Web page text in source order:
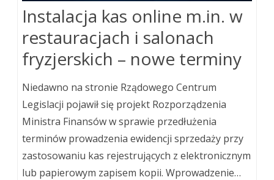
Instalacja kas online m.in. w
restauracjach i salonach
fryzjerskich – nowe terminy
Niedawno na stronie Rządowego Centrum
Legislacji pojawił się projekt Rozporządzenia
Ministra Finansów w sprawie przedłużenia
terminów prowadzenia ewidencji sprzedaży przy
zastosowaniu kas rejestrujących z elektronicznym
lub papierowym zapisem kopii. Wprowadzenie…